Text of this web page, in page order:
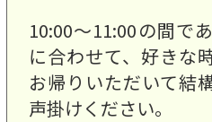
10:00～11:00の間で
に合わせて、好きな
お帰りいただいて結
声掛けください。